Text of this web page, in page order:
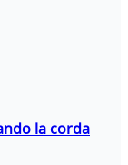
la corda